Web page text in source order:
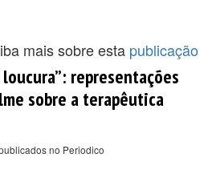
mais sobre esta publicação
representações
sobre a terapêutica
no Periodico